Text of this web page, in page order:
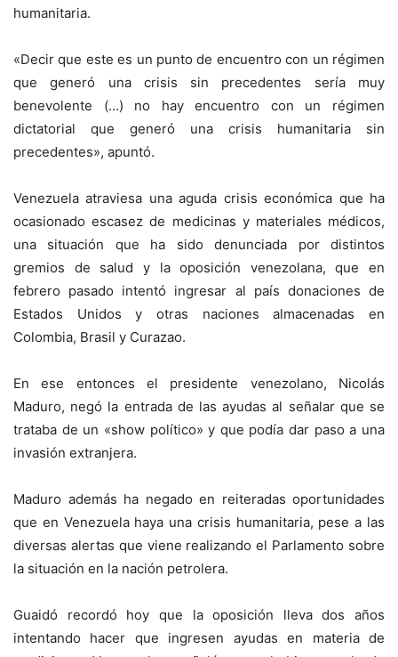
humanitaria.
«Decir que este es un punto de encuentro con un régimen
que generó una crisis sin precedentes sería muy
benevolente (…) no hay encuentro con un régimen
dictatorial que generó una crisis humanitaria sin
precedentes», apuntó.
Venezuela atraviesa una aguda crisis económica que ha
ocasionado escasez de medicinas y materiales médicos,
una situación que ha sido denunciada por distintos
gremios de salud y la oposición venezolana, que en
febrero pasado intentó ingresar al país donaciones de
Estados Unidos y otras naciones almacenadas en
Colombia, Brasil y Curazao.
En ese entonces el presidente venezolano, Nicolás
Maduro, negó la entrada de las ayudas al señalar que se
trataba de un «show político» y que podía dar paso a una
invasión extranjera.
Maduro además ha negado en reiteradas oportunidades
que en Venezuela haya una crisis humanitaria, pese a las
diversas alertas que viene realizando el Parlamento sobre
la situación en la nación petrolera.
Guaidó recordó hoy que la oposición lleva dos años
intentando hacer que ingresen ayudas en materia de